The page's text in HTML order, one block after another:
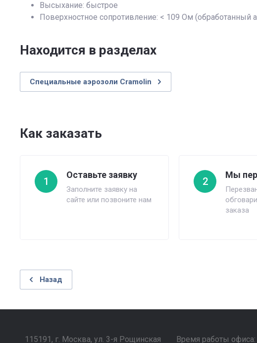
Высыхание: быстрое
Поверхностное сопротивление: < 109 Ом (обработанный
Находится в разделах
Специальные аэрозоли Сramolin
Как заказать
1
Оставьте заявку
Заполните заявку на
сайте или позвоните нам
2
Мы
заказа
Назад
115191, г. Москва, ул. 3-я Рощинская Время работы офиса: